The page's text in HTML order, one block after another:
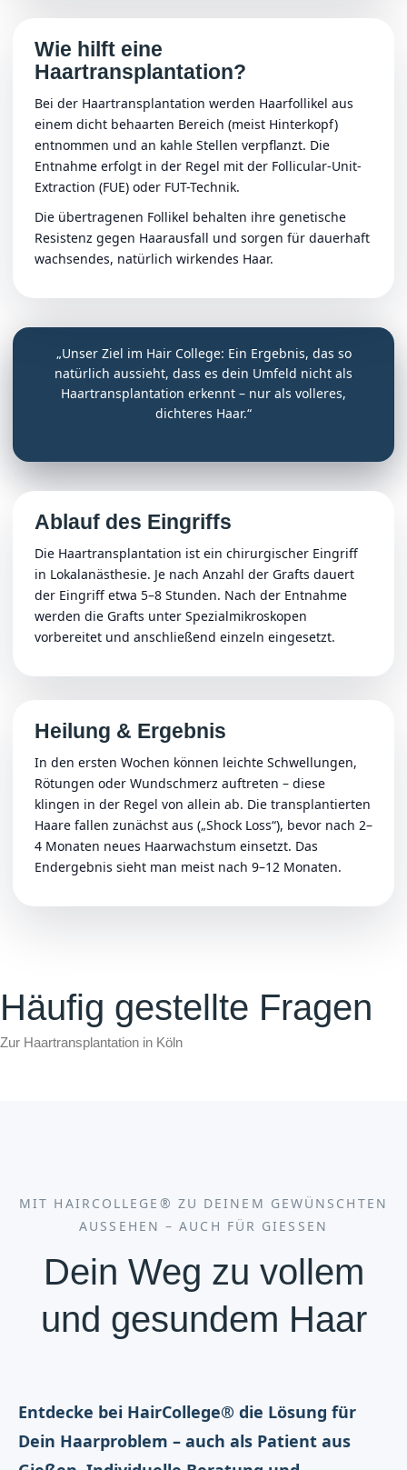
Wie hilft eine
Haartransplantation?
Bei der Haartransplantation werden Haarfollikel aus
einem dicht behaarten Bereich (meist Hinterkopf)
entnommen und an kahle Stellen verpflanzt. Die
Entnahme erfolgt in der Regel mit der Follicular-Unit-
Extraction (FUE) oder FUT-Technik.
Die übertragenen Follikel behalten ihre genetische
Resistenz gegen Haarausfall und sorgen für dauerhaft
wachsendes, natürlich wirkendes Haar.
„Unser Ziel im Hair College: Ein Ergebnis, das so
natürlich aussieht, dass es dein Umfeld nicht als
Haartransplantation erkennt – nur als volleres,
dichteres Haar.“
Ablauf des Eingriffs
Die Haartransplantation ist ein chirurgischer Eingriff
in Lokalanästhesie. Je nach Anzahl der Grafts dauert
der Eingriff etwa 5–8 Stunden. Nach der Entnahme
werden die Grafts unter Spezialmikroskopen
vorbereitet und anschließend einzeln eingesetzt.
Heilung & Ergebnis
In den ersten Wochen können leichte Schwellungen,
Rötungen oder Wundschmerz auftreten – diese
klingen in der Regel von allein ab. Die transplantierten
Haare fallen zunächst aus („Shock Loss“), bevor nach 2–
4 Monaten neues Haarwachstum einsetzt. Das
Endergebnis sieht man meist nach 9–12 Monaten.
Häufig gestellte Fragen
Zur Haartransplantation in Köln
MIT HAIRCOLLEGE® ZU DEINEM GEWÜNSCHTEN
AUSSEHEN – AUCH FÜR GIESSEN
Dein Weg zu vollem
und gesundem Haar
Entdecke bei HairCollege® die Lösung für
Dein Haarproblem – auch als Patient aus